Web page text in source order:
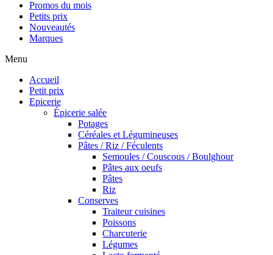
Promos du mois
Petits prix
Nouveautés
Marques
Menu
Accueil
Petit prix
Epicerie
Épicerie salée
Potages
Céréales et Légumineuses
Pâtes / Riz / Féculents
Semoules / Couscous / Boulghour
Pâtes aux oeufs
Pâtes
Riz
Conserves
Traiteur cuisines
Poissons
Charcuterie
Légumes